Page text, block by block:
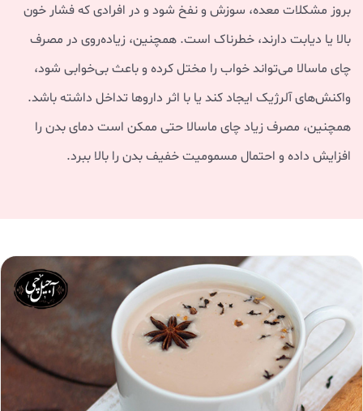
بروز مشکلات معده، سوزش و نفخ شود و در افرادی که فشار خون
بالا یا دیابت دارند، خطرناک است. همچنین، زیاده‌روی در مصرف
چای ماسالا می‌تواند خواب را مختل کرده و باعث بی‌خوابی شود،
واکنش‌های آلرژیک ایجاد کند یا با اثر داروها تداخل داشته باشد.
همچنین، مصرف زیاد چای ماسالا حتی ممکن است دمای بدن را
افزایش داده و احتمال مسمومیت خفیف بدن را بالا ببرد.